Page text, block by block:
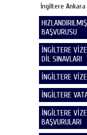
İngiltere Ankara
BAŞVURUSU
İNGİLTERE
DİL SINAVLARI
İNGİLTERE
İNGİLTERE
İNGİLTERE
BAŞVURULARI